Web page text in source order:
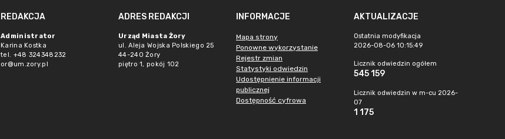
REDAKCJA
Administrator
Karina Kostka
tel. +48 324348232
or@um.zory.pl
ADRES REDAKCJI
Urząd Miasta Żory
ul. Aleja Wojska Polskiego 25
44-240 Żory
piętro 1, pokój 102
INFORMACJE
Mapa strony
Ponowne wykorzystanie
Rejestr zmian
Statystyki odwiedzin
Udostępnienie informacji
publicznej
Dostępność cyfrowa
AKTUALIZACJE
Ostatnia modyfikacja
2026-08-06 10:15:49
Licznik odwiedzin ogółem
545 159
Licznik odwiedzin w m-cu 2026-
07
1 175